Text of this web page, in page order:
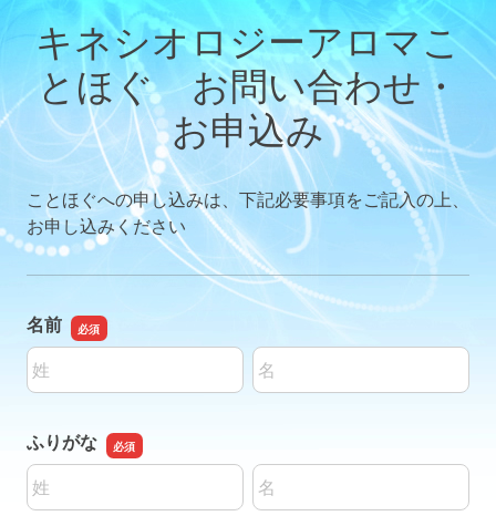
キネシオロジーアロマこ
とほぐ お問い合わせ・
お申込み
ことほぐへの申し込みは、下記必要事項をご記入の上、
お申し込みください
名前
名前の姓
名前の名
ふりがな
名前の姓
名前の名